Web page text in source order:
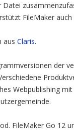
FileMaker auch
aus Claris.
der
Webpublishing
FileMaker Go 12